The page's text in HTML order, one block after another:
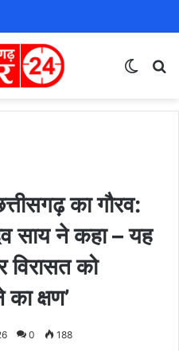
का गौरव:
साय ने कहा – यह
विरासत को
का क्षण’
0 188